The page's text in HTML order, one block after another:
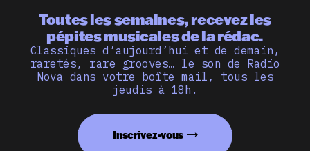
Toutes les semaines, recevez les
pépites musicales de la rédac.
Classiques d’aujourd’hui et de demain,
raretés, rare grooves… le son de Radio
Nova dans votre boîte mail, tous les
jeudis à 18h.
Inscrivez-vous